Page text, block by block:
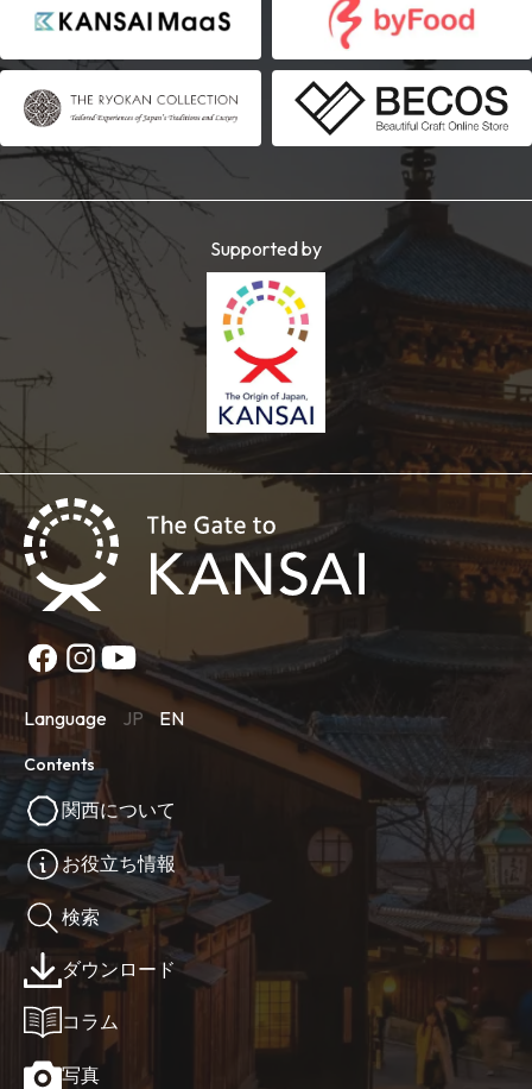
Supported by
Language JP EN
Contents
関西について
お役立ち情報
検索
ダウンロード
コラム
写真